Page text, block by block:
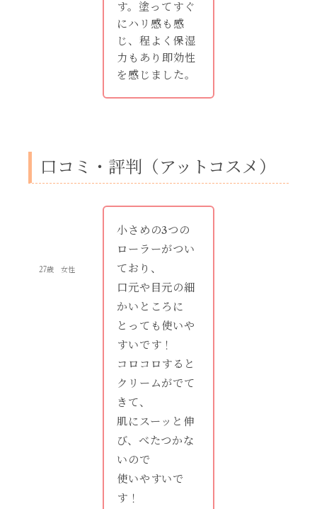
す。塗ってすぐ
にハリ感も感
じ、程よく保湿
力もあり即効性
を感じました。
口コミ・評判（アットコスメ）
27歳 女性
小さめの3つの
ローラーがつい
ており、
口元や目元の細
かいところに
とっても使いや
すいです！
コロコロすると
クリームがでて
きて、
肌にスーッと伸
び、べたつかな
いので
使いやすいで
す！